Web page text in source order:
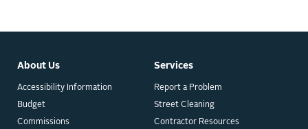
About Us
Accessibility Information
Budget
Commissions
Services
Report a Problem
Street Cleaning
Contractor Resources